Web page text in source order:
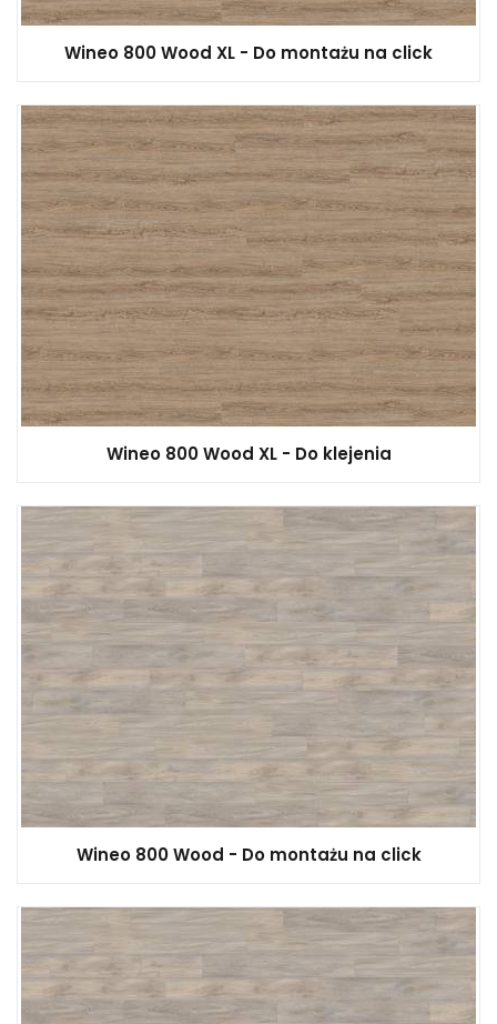
Wineo 800 Wood XL - Do montażu na click
Wineo 800 Wood XL - Do klejenia
Wineo 800 Wood - Do montażu na click